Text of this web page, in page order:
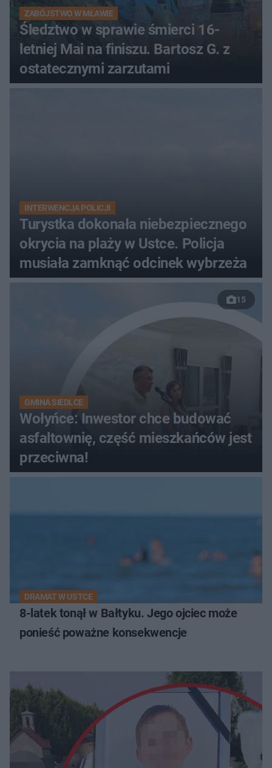
ZABÓJSTWO W MŁAWIE
Śledztwo w sprawie śmierci 16-
letniej Mai na finiszu. Bartosz G. z
ostatecznymi zarzutami
INTERWENCJA POLICJI
Turystka dokonała niebezpiecznego
okrycia na plaży w Ustce. Policja
musiała zamknąć odcinek wybrzeża
15
GMINA SIEDLCE
Wołyńce: Inwestor chce budować
asfaltownię, część mieszkańców jest
przeciwna!
DRAMAT W USTCE
8-latek tonął w Bałtyku. Jego ojciec może
ponieść poważne konsekwencje